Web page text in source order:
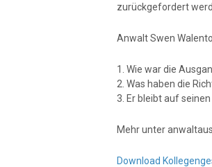
zurückgefordert
Anwalt Swen
1. Wie war die
2. Was haben die
3. Er bleibt auf
Mehr unter
Download